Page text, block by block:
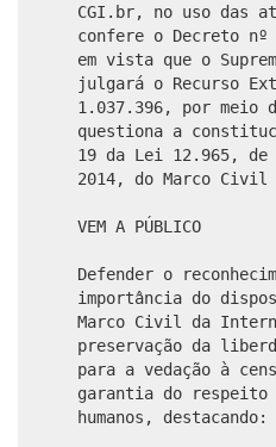
CGI.br, no uso das
confere o Decreto nº
em vista que o
julgará o Recurso
1.037.396, por meio
questiona a
19 da Lei 12.965,
2014, do Marco
VEM A PÚBLICO
Defender o
importância do
Marco Civil da
preservação da
para a vedação à
garantia do
humanos, destacando: